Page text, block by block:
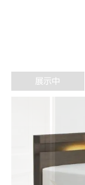
展示中